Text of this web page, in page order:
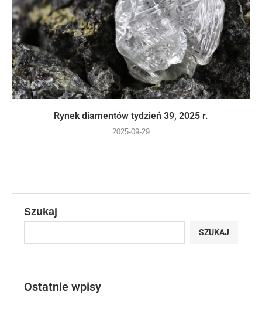
Rynek diamentów tydzień 39, 2025 r.
2025-09-29
Szukaj
SZUKAJ
Ostatnie wpisy